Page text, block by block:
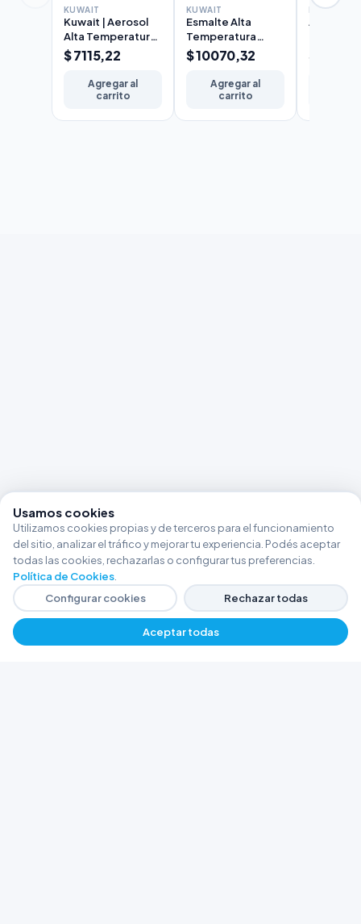
KUWAIT
Kuwait | Aerosol
Alta Temperatura
Aluminio 240cc
$ 7115,22
Agregar al
carrito
KUWAIT
Esmalte Alta
Temperatura
Aluminio Kuwait
Aerosol 440cc
$ 10070,32
Agregar al
carrito
KUWAIT
Antióxido
$
$ 8667,01 + Agregar
Usamos cookies
Utilizamos cookies propias y de terceros para el funcionamiento
del sitio, analizar el tráfico y mejorar tu experiencia. Podés aceptar
todas las cookies, rechazarlas o configurar tus preferencias.
Política de Cookies
Configurar cookies
Rechazar todas
Aceptar todas